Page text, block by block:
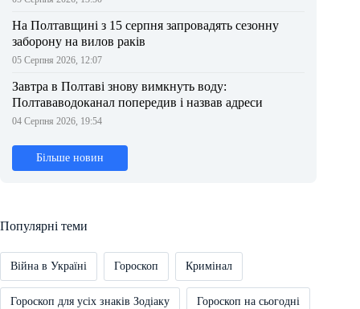
На Полтавщині з 15 серпня запровадять сезонну
заборону на вилов раків
05 Серпня 2026, 12:07
Завтра в Полтаві знову вимкнуть воду:
Полтававодоканал попередив і назвав адреси
04 Серпня 2026, 19:54
Більше новин
Популярні теми
Війна в Україні Гороскоп Кримінал
Гороскоп для усіх знаків Зодіаку Гороскоп на сьогодні